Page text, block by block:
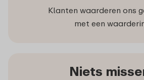
Klanten waarderen ons
met een
Niets